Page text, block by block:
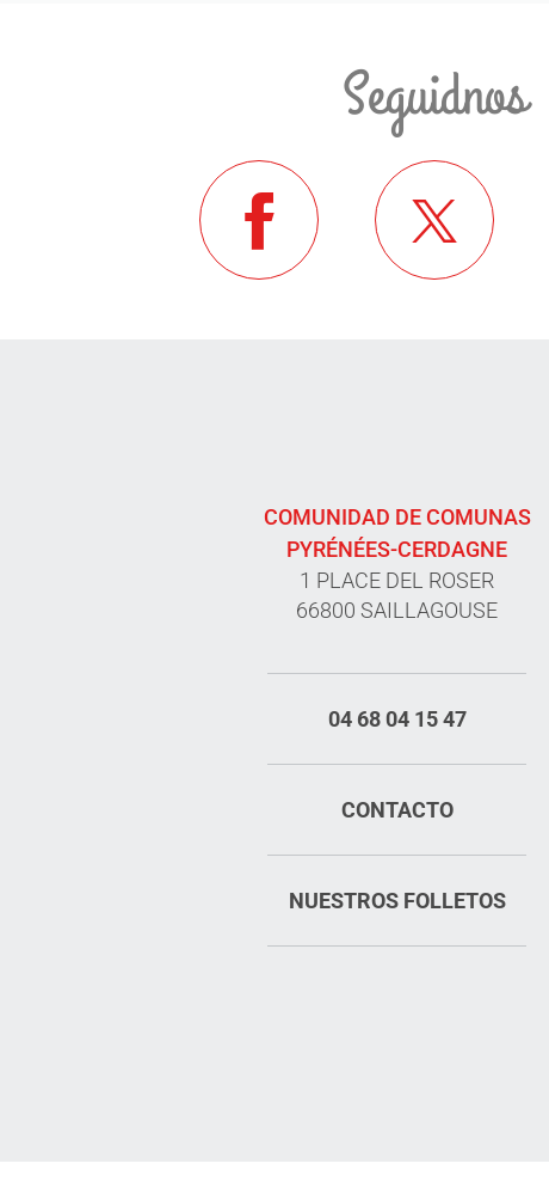
Seguidnos
COMUNIDAD DE COMUNAS
PYRÉNÉES-CERDAGNE
1 PLACE DEL ROSER
66800 SAILLAGOUSE
04 68 04 15 47
CONTACTO
NUESTROS FOLLETOS